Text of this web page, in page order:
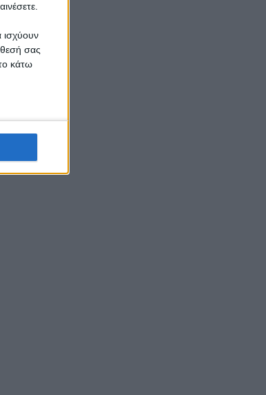
ισχύουν
σας
κάτω